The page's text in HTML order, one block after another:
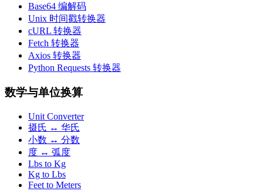
Base64 编解码
Unix 时间戳转换器
cURL 转换器
Fetch 转换器
Axios 转换器
Python Requests 转换器
数学与单位换算
Unit Converter
摄氏 ↔ 华氏
小数 ↔ 分数
度 ↔ 弧度
Lbs to Kg
Kg to Lbs
Feet to Meters